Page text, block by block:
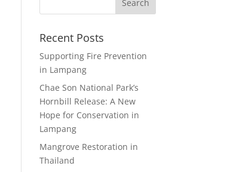
Recent Posts
Supporting Fire Prevention
in Lampang
Chae Son National Park’s
Hornbill Release: A New
Hope for Conservation in
Lampang
Mangrove Restoration in
Thailand